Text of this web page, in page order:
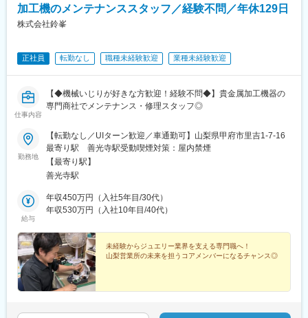
加工機のメンテナンススタッフ／経験不問／年休129日
株式会社鈴峯
正社員 転勤なし 職種未経験歓迎 業種未経験歓迎
仕事内容
【◆機械いじりが好きな方歓迎！経験不問◆】貴金属加工機器の
専門商社でメンテナンス・修理スタッフ◎
勤務地
【転勤なし／UIターン歓迎／車通勤可】山梨県甲府市里吉1-7-16
最寄り駅 善光寺駅受動喫煙対策：屋内禁煙
【最寄り駅】
善光寺駅
給与
年収450万円（入社5年目/30代）
年収530万円（入社10年目/40代）
未経験からジュエリー業界を支える専門職へ！
山梨営業所の未来を担うコアメンバーになるチャンス◎